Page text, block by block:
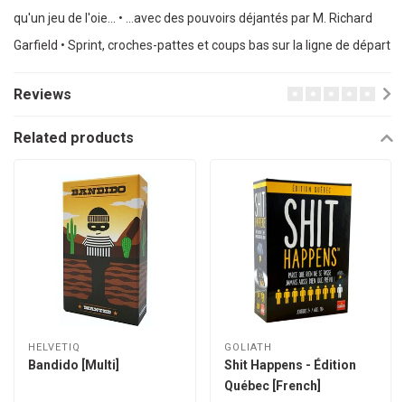
qu'un jeu de l'oie... • ...avec des pouvoirs déjantés par M. Richard
Garfield • Sprint, croches-pattes et coups bas sur la ligne de départ
Reviews
Related products
HELVETIQ
Bandido [Multi]
GOLIATH
Shit Happens - Édition
Québec [French]